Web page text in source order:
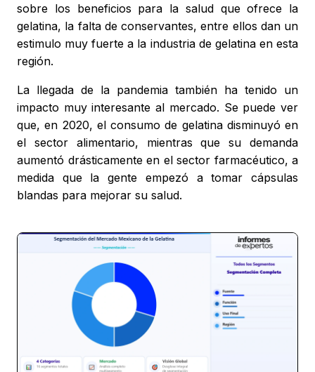
sobre los beneficios para la salud que ofrece la
gelatina, la falta de conservantes, entre ellos dan un
estimulo muy fuerte a la industria de gelatina en esta
región.
La llegada de la pandemia también ha tenido un
impacto muy interesante al mercado. Se puede ver
que, en 2020, el consumo de gelatina disminuyó en
el sector alimentario, mientras que su demanda
aumentó drásticamente en el sector farmacéutico, a
medida que la gente empezó a tomar cápsulas
blandas para mejorar su salud.